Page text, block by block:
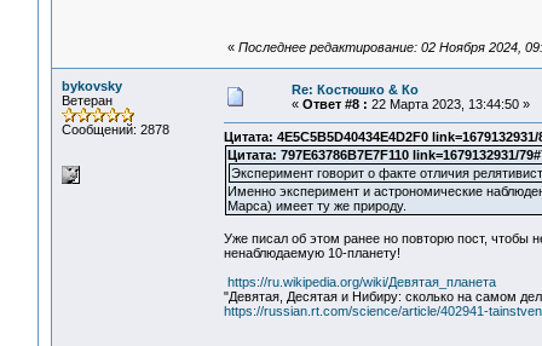
« Последнее редактирование: 02 Ноября 2024,
bykovsky
Ветеран
Сообщений: 2878
Re: Костюшко & Ко
« Ответ #8 : 22 Марта 2023, 13:44:50 »
Цитата: 4E5C5B5D40434E4D2F0
Цитата: 797E63786B7E7F110 link=1679132931/
Эксперимент говорит о факте отличия
Именно эксперимент и астрономические
Марса) имеет ту же природу.
Уже писал об этом ранее но повторю пост, чтобы
ненаблюдаемую 10-планету!
https://ru.wikipedia.org/wiki/Девятая_планета
"Девятая, Десятая и Нибиру: сколько на самом
https://russian.rt.com/science/article/402941-